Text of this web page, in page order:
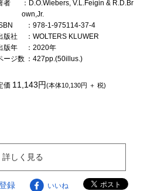
者
：D.O.Wiebers, V.L.Feigin & R.D.Br
own,Jr.
：978-1-975114-37-4
版社
：WOLTERS KLUWER
版年
：2020年
ージ数 ：427pp.(50illus.)
価 11,143円(本体10,130円 ＋ 税)
詳しく見る
録 いいね